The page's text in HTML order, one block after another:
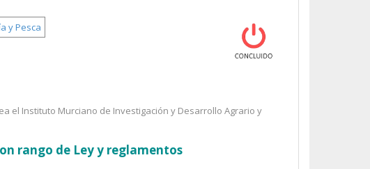
y Pesca
el Instituto Murciano de Investigación y Desarrollo Agrario y
rango de Ley y reglamentos